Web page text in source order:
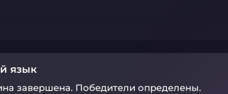
язык
завершена. Победители определены.